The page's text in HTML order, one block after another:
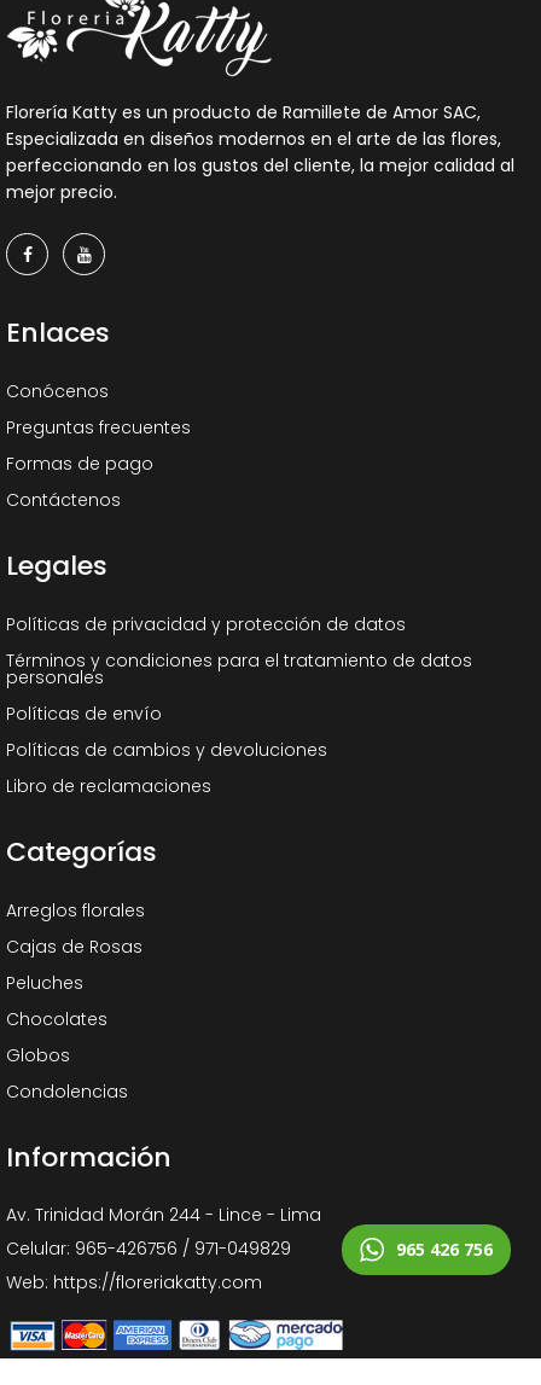
Florería Katty es un producto de Ramillete de Amor SAC,
Especializada en diseños modernos en el arte de las flores,
perfeccionando en los gustos del cliente, la mejor calidad al
mejor precio.
Enlaces
Conócenos
Preguntas frecuentes
Formas de pago
Contáctenos
Legales
Políticas de privacidad y protección de datos
Términos y condiciones para el tratamiento de datos
personales
Políticas de envío
Políticas de cambios y devoluciones
Libro de reclamaciones
Categorías
Arreglos florales
Cajas de Rosas
Peluches
Chocolates
Globos
Condolencias
Información
Av. Trinidad Morán 244 - Lince - Lima
Celular: 965-426756 / 971-049829
Web: https://floreriakatty.com
965 426 756